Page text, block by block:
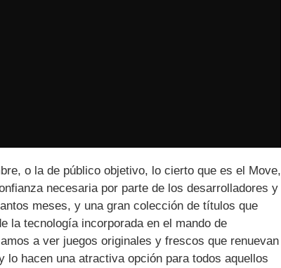
o la de público objetivo, lo cierto que es el Move,
necesaria por parte de los desarrolladores y
meses, y una gran colección de títulos que
la tecnología incorporada en el mando de
a ver juegos originales y frescos que renuevan
lo hacen una atractiva opción para todos aquellos